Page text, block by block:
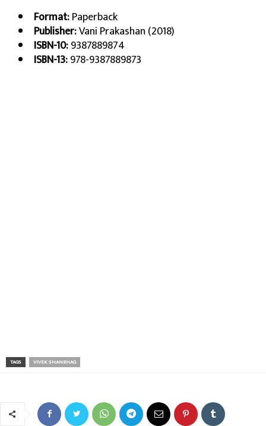
Format:Paperback
Publisher:Vani Prakashan (2018)
ISBN-10:9387889874
ISBN-13:978-9387889873
TAGS VIVEK SHANBHAG